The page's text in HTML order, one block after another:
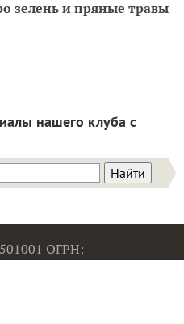
зелень и пряные травы
нашего клуба с
ОГРН: